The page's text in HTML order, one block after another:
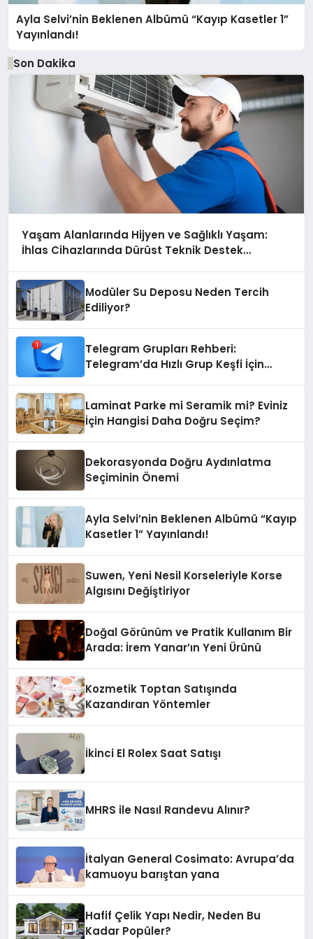
Ayla Selvi’nin Beklenen Albümü “Kayıp Kasetler 1”
Yayınlandı!
Son Dakika
Yaşam Alanlarında Hijyen ve Sağlıklı Yaşam:
İhlas Cihazlarında Dürüst Teknik Destek
Modüler Su Deposu Neden Tercih
Ediliyor?
Telegram Grupları Rehberi:
Telegram’da Hızlı Grup Keşfi İçin
Laminat Parke mi Seramik mi? Eviniz
İçin Hangisi Daha Doğru Seçim?
Dekorasyonda Doğru Aydınlatma
Seçiminin Önemi
Ayla Selvi’nin Beklenen Albümü “Kayıp
Kasetler 1” Yayınlandı!
Suwen, Yeni Nesil Korseleriyle Korse
Algısını Değiştiriyor
Doğal Görünüm ve Pratik Kullanım Bir
Arada: İrem Yanar’ın Yeni Ürünü
Kozmetik Toptan Satışında
Kazandıran Yöntemler
İkinci El Rolex Saat Satışı
MHRS ile Nasıl Randevu Alınır?
İtalyan General Cosimato: Avrupa’da
kamuoyu barıştan yana
Hafif Çelik Yapı Nedir, Neden Bu
Kadar Popüler?